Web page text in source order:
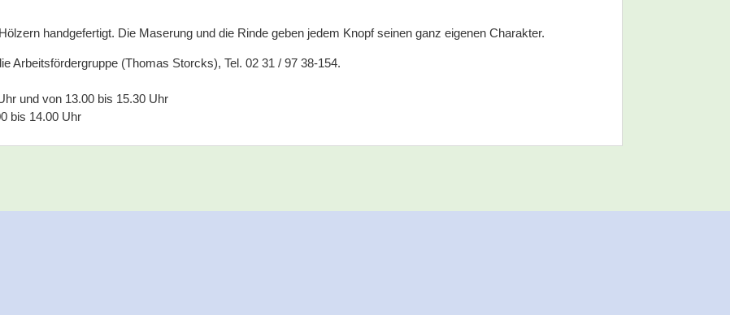
handgefertigt. Die Maserung und die Rinde geben jedem Knopf seinen ganz eigenen Charakter.
Arbeitsfördergruppe (Thomas Storcks), Tel. 02 31 / 97 38-154.
und von 13.00 bis 15.30 Uhr
bis 14.00 Uhr